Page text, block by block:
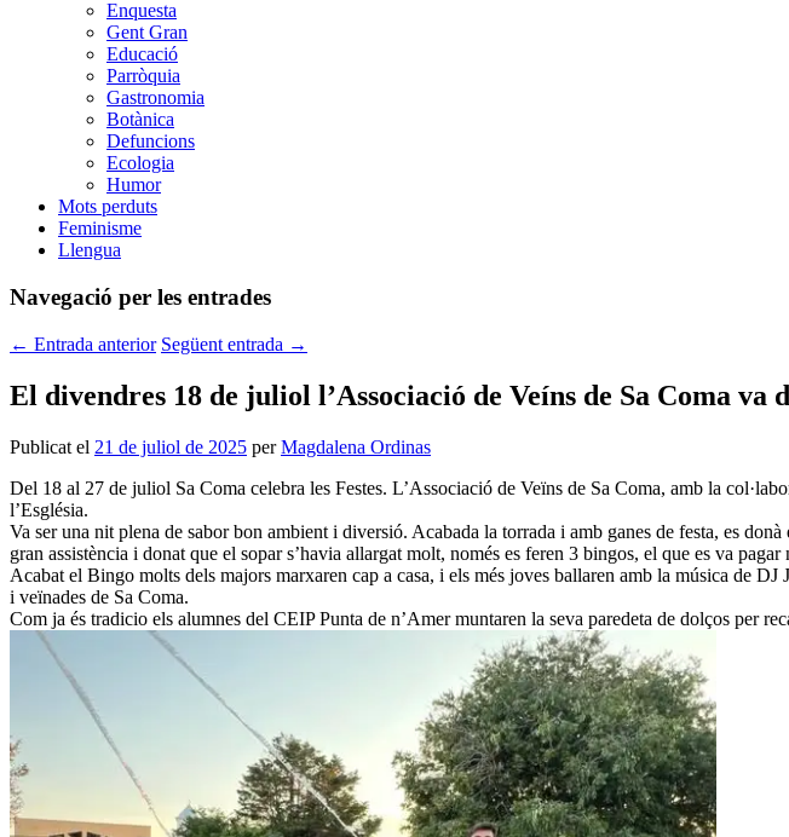
Enquesta
Gent Gran
Educació
Parròquia
Gastronomia
Botànica
Defuncions
Ecologia
Humor
Mots perduts
Feminisme
Llengua
Navegació per les entrades
← Entrada anterior Següent entrada →
El divendres 18 de juliol l’Associació de Veíns de Sa Coma va
Publicat el 21 de juliol de 2025 perMagdalena Ordinas
Del 18 al 27 de juliol Sa Coma celebra les Festes. L’Associació de Veïns de Sa Coma, amb la
l’Església.
Va ser una nit plena de sabor bon ambient i diversió. Acabada la torrada i amb ganes de festa, es
gran assistència i donat que el sopar s’havia allargat molt, només es feren 3 bingos, el que es va
Acabat el Bingo molts dels majors marxaren cap a casa, i els més joves ballaren amb la música de
i veïnades de Sa Coma.
Com ja és tradicio els alumnes del CEIP Punta de n’Amer muntaren la seva paredeta de dolços per